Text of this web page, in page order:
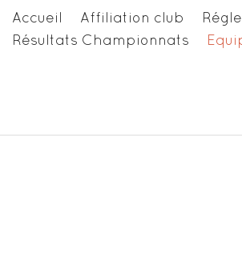
Accueil Affiliation club
Résultats Championnats